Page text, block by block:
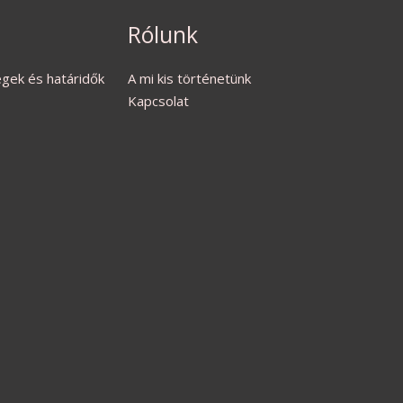
és határidők
Rólunk
A mi kis történetünk
Kapcsolat